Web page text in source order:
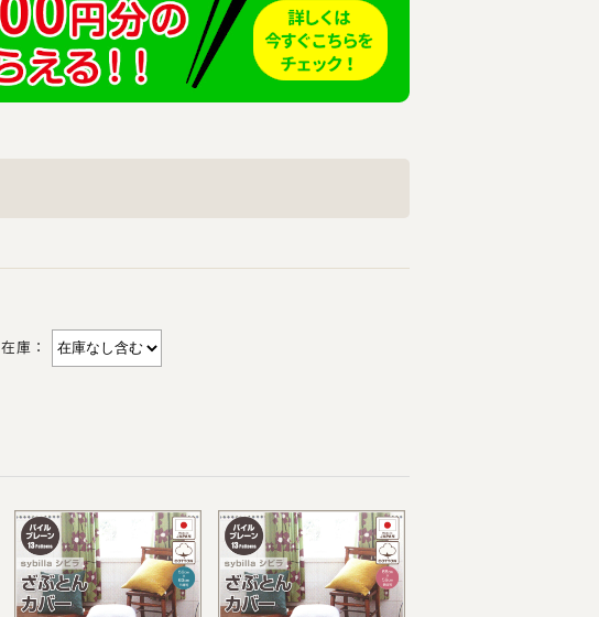
在庫：